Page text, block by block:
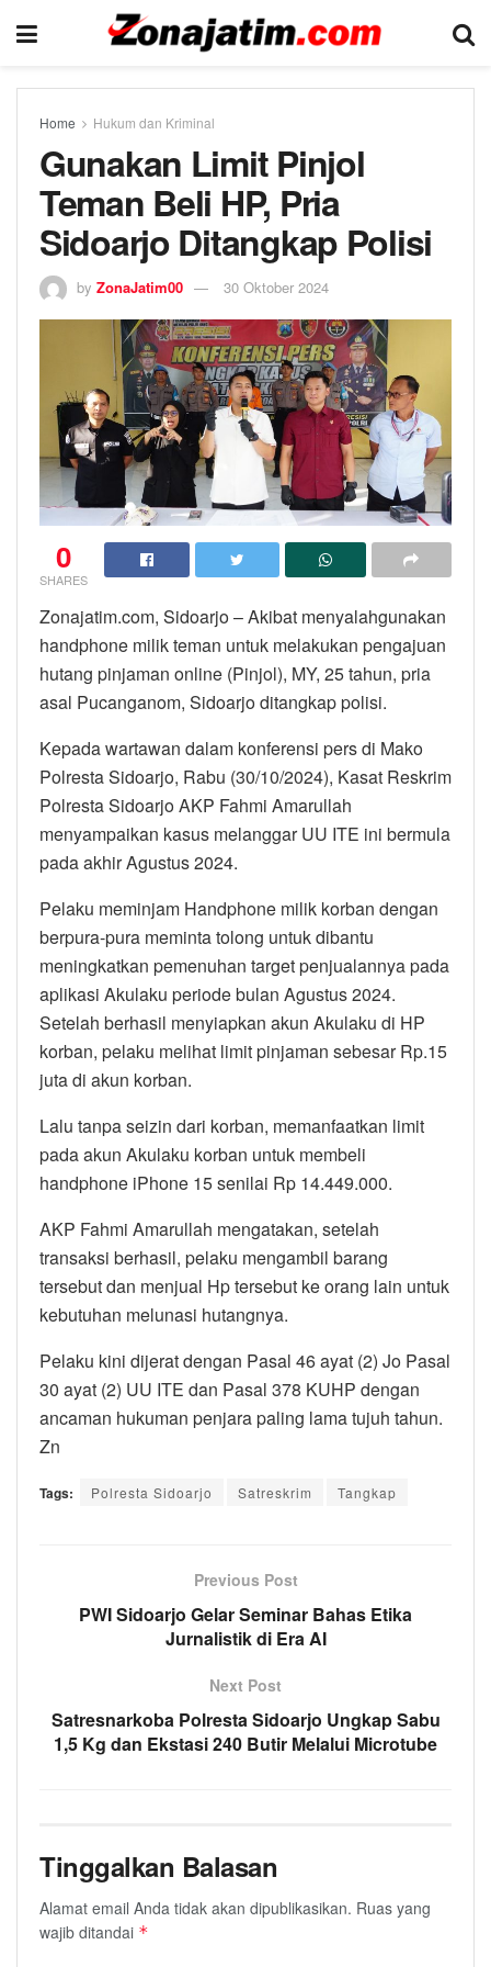
Home Hukum dan Kriminal
Gunakan Limit Pinjol
Teman Beli HP, Pria
Sidoarjo Ditangkap Polisi
by ZonaJatim00 30 Oktober 2024
0
SHARES
Zonajatim.com, Sidoarjo – Akibat menyalahgunakan
handphone milik teman untuk melakukan pengajuan
hutang pinjaman online (Pinjol), MY, 25 tahun, pria
asal Pucanganom, Sidoarjo ditangkap polisi.
Kepada wartawan dalam konferensi pers di Mako
Polresta Sidoarjo, Rabu (30/10/2024), Kasat Reskrim
Polresta Sidoarjo AKP Fahmi Amarullah
menyampaikan kasus melanggar UU ITE ini bermula
pada akhir Agustus 2024.
Pelaku meminjam Handphone milik korban dengan
berpura-pura meminta tolong untuk dibantu
meningkatkan pemenuhan target penjualannya pada
aplikasi Akulaku periode bulan Agustus 2024.
Setelah berhasil menyiapkan akun Akulaku di HP
korban, pelaku melihat limit pinjaman sebesar Rp.15
juta di akun korban.
Lalu tanpa seizin dari korban, memanfaatkan limit
pada akun Akulaku korban untuk membeli
handphone iPhone 15 senilai Rp 14.449.000.
AKP Fahmi Amarullah mengatakan, setelah
transaksi berhasil, pelaku mengambil barang
tersebut dan menjual Hp tersebut ke orang lain untuk
kebutuhan melunasi hutangnya.
Pelaku kini dijerat dengan Pasal 46 ayat (2) Jo Pasal
30 ayat (2) UU ITE dan Pasal 378 KUHP dengan
ancaman hukuman penjara paling lama tujuh tahun.
Zn
Tags: Polresta Sidoarjo Satreskrim Tangkap
Previous Post
PWI Sidoarjo Gelar Seminar Bahas Etika
Jurnalistik di Era AI
Next Post
Satresnarkoba Polresta Sidoarjo Ungkap Sabu
1,5 Kg dan Ekstasi 240 Butir Melalui Microtube
Tinggalkan Balasan
Alamat email Anda tidak akan dipublikasikan. Ruas yang
wajib ditandai *